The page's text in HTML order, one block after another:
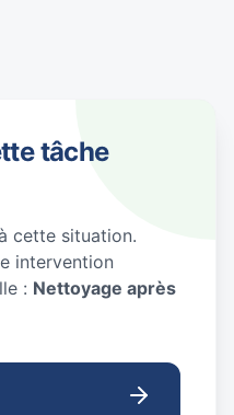
tâche
cette situation.
intervention
: Nettoyage après